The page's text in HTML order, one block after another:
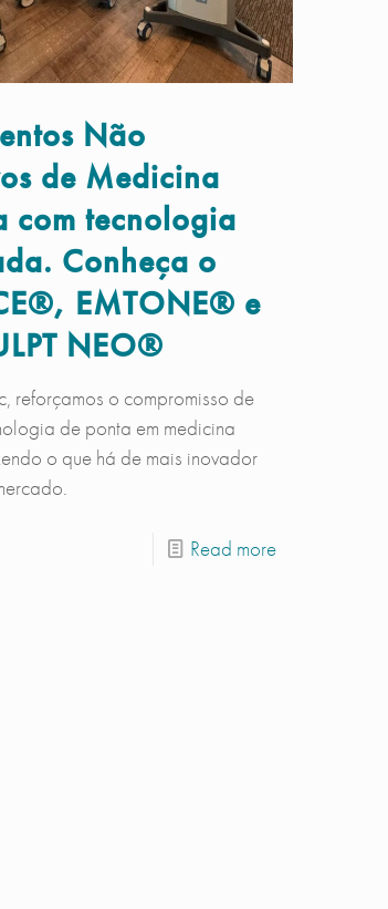
Não
de Medicina
com tecnologia
Conheça o
EMTONE® e
NEO®
reforçamos o compromisso de
de ponta em medicina
o que há de mais inovador
Read more